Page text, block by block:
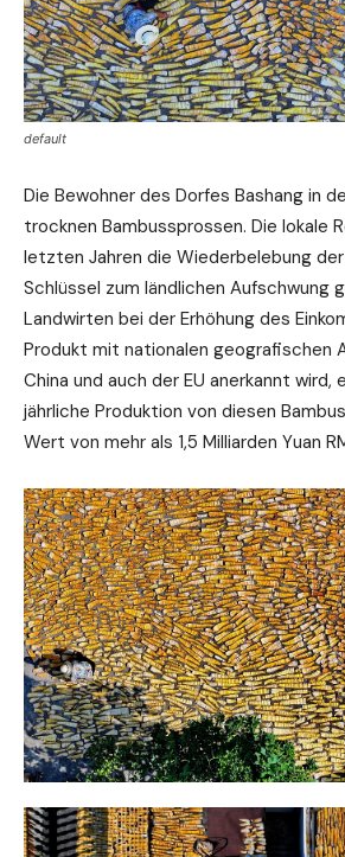
default
Die Bewohner des Dorfes Bashang in
trocknen Bambussprossen. Die lokale
letzten Jahren die Wiederbelebung
Schlüssel zum ländlichen Aufschwung
Landwirten bei der Erhöhung des
Produkt mit nationalen geografischen
China und auch der EU anerkannt wird,
jährliche Produktion von diesen
Wert von mehr als 1,5 Milliarden Yuan